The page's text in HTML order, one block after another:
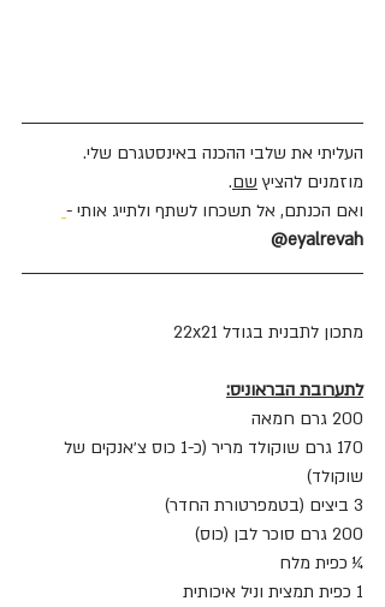
העליתי את שלבי ההכנה באינסטגרם שלי.
מוזמנים להציץ שם.
ואם הכנתם, אל תשכחו לשתף ולתייג אותי -
eyalrevah@
מתכון לתבנית בגודל 22x21
לתערובת הבראוניס:
200 גרם חמאה
170 גרם שוקולד מריר (כ-1 כוס צ׳אנקים של
שוקולד)
3 ביצים (בטמפרטורת החדר)
200 גרם סוכר לבן (כוס)
¼ כפית מלח
1 כפית תמצית וניל איכותית